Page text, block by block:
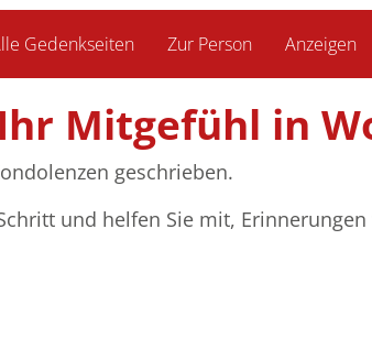
Gedenkseiten Zur Person Anzeigen
Ihr Mitgefühl in
geschrieben.
und helfen Sie mit,